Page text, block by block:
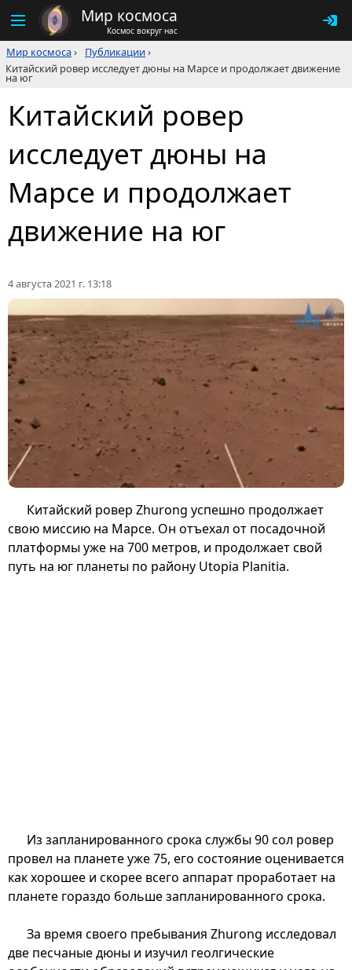
Мир космоса
Космос вокруг нас
Мир космоса› Публикации›
Китайский ровер исследует дюны на Марсе и продолжает движение
на юг
Китайский ровер
исследует дюны на
Марсе и продолжает
движение на юг
4 августа 2021 г. 13:18
Китайский ровер Zhurong успешно продолжает
свою миссию на Марсе. Он отъехал от посадочной
платформы уже на 700 метров, и продолжает свой
путь на юг планеты по району Utopia Planitia.
Из запланированного срока службы 90 сол ровер
провел на планете уже 75, его состояние оценивается
как хорошее и скорее всего аппарат проработает на
планете гораздо больше запланированного срока.
За время своего пребывания Zhurong исследовал
две песчаные дюны и изучил геолгические